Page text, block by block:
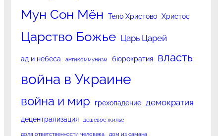
Мун Сон Мён Тело Христово Христос
Царство Божье Царь Царей
ад и небеса антикоммунизм бюрократия власть
война в Украине
война и мир грехопадение демократия
децентрализация дешёвое жильё
доля ответственности человека дом из самана